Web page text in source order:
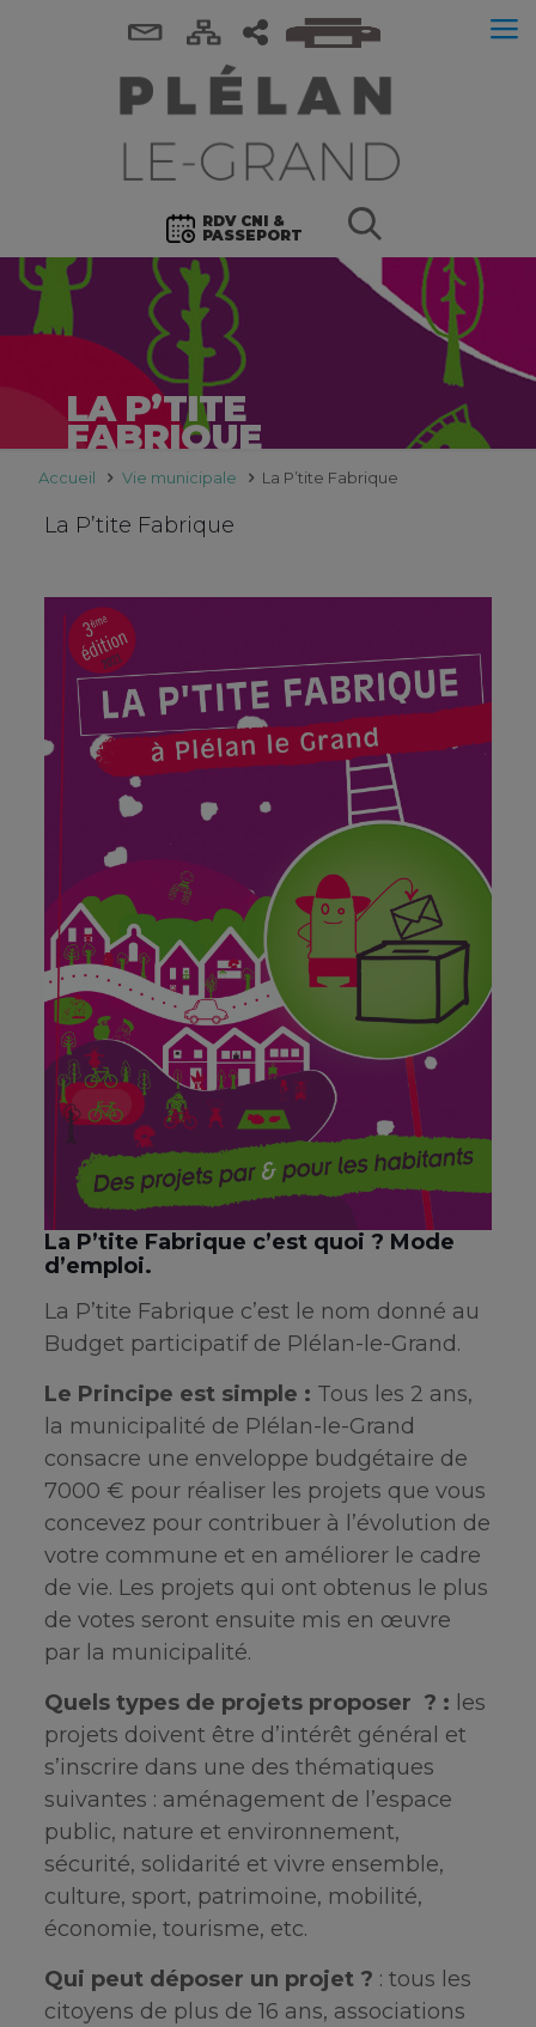
RDV CNI &
PASSEPORT
LA P’TITE
FABRIQUE
Accueil Vie municipale La P’tite Fabrique
La P’tite Fabrique
La P’tite Fabrique c’est quoi ? Mode
d’emploi.
La P’tite Fabrique c’est le nom donné au
Budget participatif de Plélan-le-Grand.
Le Principe est simple : Tous les 2 ans,
la municipalité de Plélan-le-Grand
consacre une enveloppe budgétaire de
7000 € pour réaliser les projets que vous
concevez pour contribuer à l’évolution de
votre commune et en améliorer le cadre
de vie. Les projets qui ont obtenus le plus
de votes seront ensuite mis en œuvre
par la municipalité.
Quels types de projets proposer ? : les
projets doivent être d’intérêt général et
s’inscrire dans une des thématiques
suivantes : aménagement de l’espace
public, nature et environnement,
sécurité, solidarité et vivre ensemble,
culture, sport, patrimoine, mobilité,
économie, tourisme, etc.
Qui peut déposer un projet ? : tous les
citoyens de plus de 16 ans, associations